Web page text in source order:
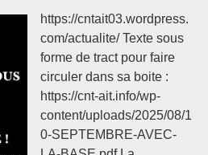
https://cntait03.wordpress.
com/actualite/ Texte sous
forme de tract pour faire
circuler dans sa boite :
https://cnt-ait.info/wp-
content/uploads/2025/08/1
0-SEPTEMBRE-AVEC-